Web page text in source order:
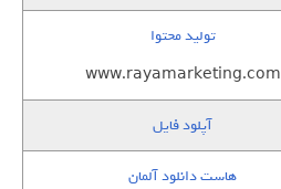
تولید محتوا
www.rayamarketing.com
آپلود فایل
هاست دانلود آلمان